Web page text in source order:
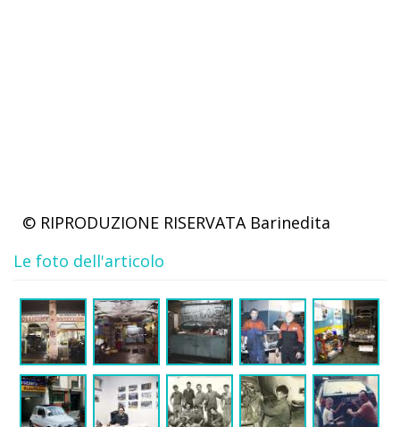
© RIPRODUZIONE RISERVATA Barinedita
Le foto dell'articolo